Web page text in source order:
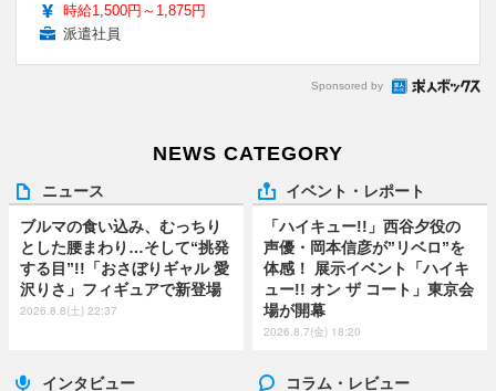
時給1,500円～1,875円
派遣社員
Sponsored by
NEWS CATEGORY
ニュース
ブルマの食い込み、むっちり
とした腰まわり…そして“挑発
する目”!!「おさぼりギャル 愛
沢りさ」フィギュアで新登場
2026.8.8(土) 22:37
イベント・レポート
「ハイキュー!!」西谷夕役の
声優・岡本信彦が”リベロ”を
体感！ 展示イベント「ハイキ
ュー!! オン ザ コート」東京会
場が開幕
2026.8.7(金) 18:20
インタビュー コラム・レビュー